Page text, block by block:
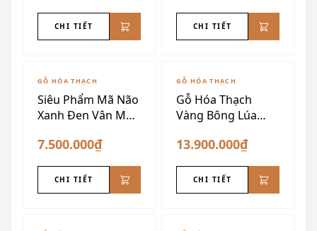
CHI TIẾT CHI TIẾT
GỖ HÓA THẠCH
Siêu Phẩm Mã Não
Xanh Đen Vân Mây
7.500.000₫
CHI TIẾT
GỖ HÓA THẠCH
Gỗ Hóa Thạch
Vàng Bông Lúa
13.900.000₫
CHI TIẾT